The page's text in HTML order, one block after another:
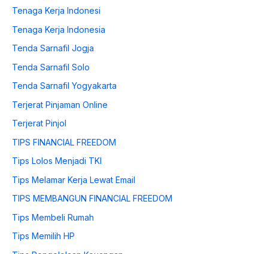
Tenaga Kerja Indonesi
Tenaga Kerja Indonesia
Tenda Sarnafil Jogja
Tenda Sarnafil Solo
Tenda Sarnafil Yogyakarta
Terjerat Pinjaman Online
Terjerat Pinjol
TIPS FINANCIAL FREEDOM
Tips Lolos Menjadi TKI
Tips Melamar Kerja Lewat Email
TIPS MEMBANGUN FINANCIAL FREEDOM
Tips Membeli Rumah
Tips Memilih HP